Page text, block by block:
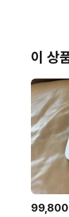
이 상
99,800